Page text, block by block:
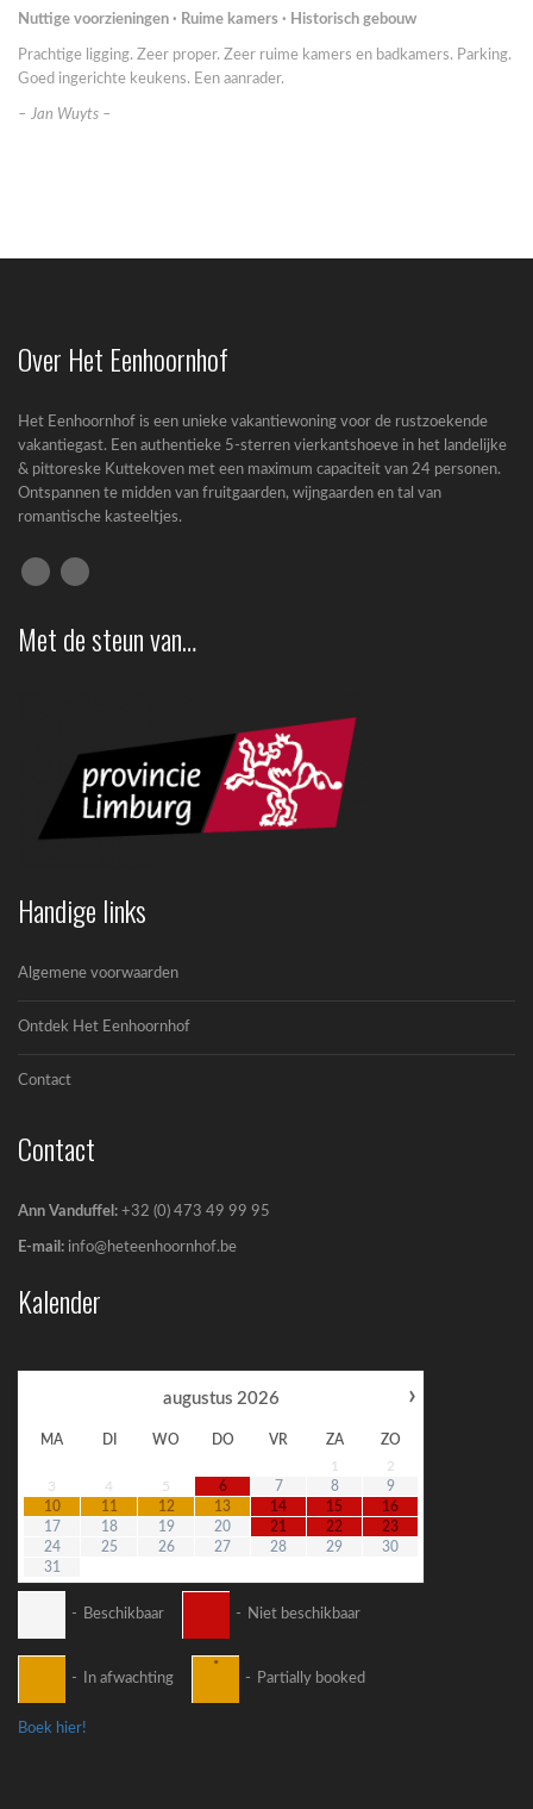
Nuttige voorzieningen · Ruime kamers · Historisch gebouw
Prachtige ligging. Zeer proper. Zeer ruime kamers en badkamers. Parking.
Goed ingerichte keukens. Een aanrader.
– Jan Wuyts –
Over Het Eenhoornhof
Het Eenhoornhof is een unieke vakantiewoning voor de rustzoekende
vakantiegast. Een authentieke 5-sterren vierkantshoeve in het landelijke
& pittoreske Kuttekoven met een maximum capaciteit van 24 personen.
Ontspannen te midden van fruitgaarden, wijngaarden en tal van
romantische kasteeltjes.
Met de steun van…
Handige links
Algemene voorwaarden
Ontdek Het Eenhoornhof
Contact
Contact
Ann Vanduffel: +32 (0) 473 49 99 95
E-mail: info@heteenhoornhof.be
Kalender
›
augustus 2026
MA DI WO DO VR ZA
ZO
1
2
3
4 5 6 7 8
9
10
11 12 13 14 15
16
17
18 19 20 21 22
23
24
25 26 27 28 29
30
31
- Beschikbaar - Niet beschikbaar
- In afwachting
·
- Partially booked
Boek hier!